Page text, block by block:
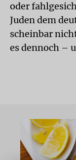
oder
Juden dem
scheinbar
es dennoch –